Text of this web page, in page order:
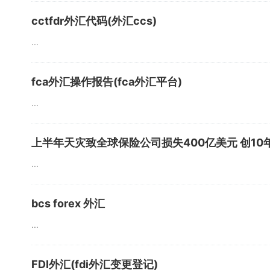
cctfdr外汇代码(外汇ccs)
...
fca外汇操作报告(fca外汇平台)
...
上半年天灾致全球保险公司损失400亿美元 创10
...
bcs forex 外汇
...
FDI外汇(fdi外汇变更登记)